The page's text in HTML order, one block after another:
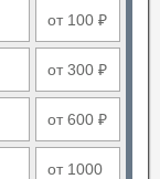
от 100 ₽
от 300 ₽
от 600 ₽
от 1000